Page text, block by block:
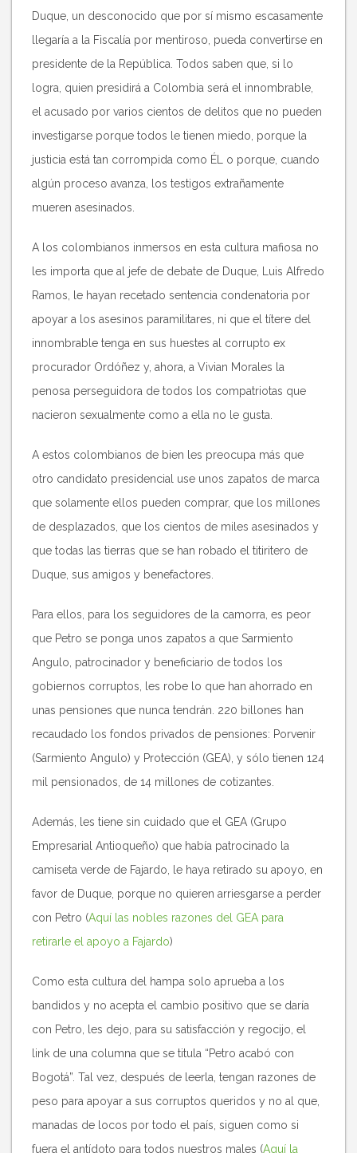
Duque, un desconocido que por sí mismo escasamente
llegaría a la Fiscalía por mentiroso, pueda convertirse en
presidente de la República. Todos saben que, si lo
logra, quien presidirá a Colombia será el innombrable,
el acusado por varios cientos de delitos que no pueden
investigarse porque todos le tienen miedo, porque la
justicia está tan corrompida como ÉL o porque, cuando
algún proceso avanza, los testigos extrañamente
mueren asesinados.
A los colombianos inmersos en esta cultura mafiosa no
les importa que al jefe de debate de Duque, Luis Alfredo
Ramos, le hayan recetado sentencia condenatoria por
apoyar a los asesinos paramilitares, ni que el títere del
innombrable tenga en sus huestes al corrupto ex
procurador Ordóñez y, ahora, a Vivian Morales la
penosa perseguidora de todos los compatriotas que
nacieron sexualmente como a ella no le gusta.
A estos colombianos de bien les preocupa más que
otro candidato presidencial use unos zapatos de marca
que solamente ellos pueden comprar, que los millones
de desplazados, que los cientos de miles asesinados y
que todas las tierras que se han robado el titiritero de
Duque, sus amigos y benefactores.
Para ellos, para los seguidores de la camorra, es peor
que Petro se ponga unos zapatos a que Sarmiento
Angulo, patrocinador y beneficiario de todos los
gobiernos corruptos, les robe lo que han ahorrado en
unas pensiones que nunca tendrán. 220 billones han
recaudado los fondos privados de pensiones: Porvenir
(Sarmiento Angulo) y Protección (GEA), y sólo tienen 124
mil pensionados, de 14 millones de cotizantes.
Además, les tiene sin cuidado que el GEA (Grupo
Empresarial Antioqueño) que había patrocinado la
camiseta verde de Fajardo, le haya retirado su apoyo, en
favor de Duque, porque no quieren arriesgarse a perder
con Petro (Aquí las nobles razones del GEA para
retirarle el apoyo a Fajardo)
Como esta cultura del hampa solo aprueba a los
bandidos y no acepta el cambio positivo que se daría
con Petro, les dejo, para su satisfacción y regocijo, el
link de una columna que se titula “Petro acabó con
Bogotá”. Tal vez, después de leerla, tengan razones de
peso para apoyar a sus corruptos queridos y no al que,
manadas de locos por todo el país, siguen como si
fuera el antídoto para todos nuestros males (Aquí la